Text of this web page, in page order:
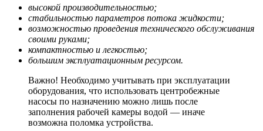
высокой производительностью;
стабильностью параметров потока жидкости;
возможностью проведения технического обслуживания
своими руками;
компактностью и легкостью;
большим эксплуатационным ресурсом.
Важно! Необходимо учитывать при эксплуатации
оборудования, что использовать центробежные
насосы по назначению можно лишь после
заполнения рабочей камеры водой — иначе
возможна поломка устройства.